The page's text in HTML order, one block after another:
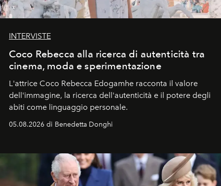
INTERVISTE
Coco Rebecca alla ricerca di autenticità tra
cinema, moda e sperimentazione
L'attrice Coco Rebecca Edogamhe racconta il valore
dell'immagine, la ricerca dell'autenticità e il potere degli
abiti come linguaggio personale.
05.08.2026 di Benedetta Donghi